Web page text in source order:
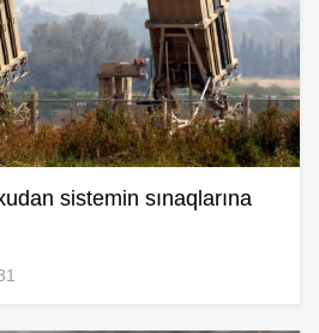
sistemin sınaqlarına